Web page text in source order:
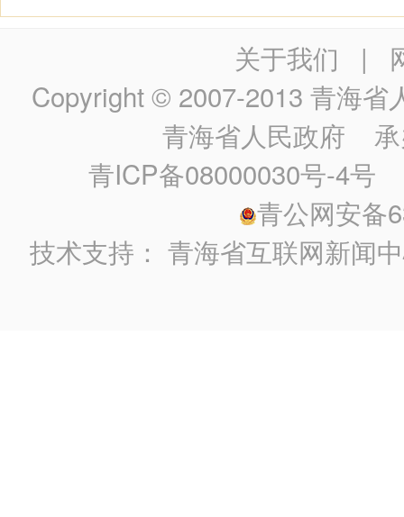
关于我们 |
Copyright © 2007-2013 青海省
青海省人民政府 承
青ICP备08000030号-4号
青公网安备
技术支持：青海省互联网新闻